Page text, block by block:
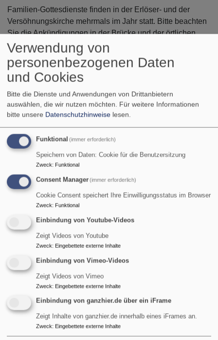
Familien-Gottesdienste finden in der Erlöser- und der
Versöhnungskirche mehrmals im Jahr statt. Bitte beachten
Sie die Ankündigungen in der Brücke und der örtlichen
Presse.
Ansprechpartner:Pfarrer Valentin Wendebourg, Tel.
08141 227998-11 oder
Gottesdienste für Groß und Klein in der Gnadenkirche
Zu verschiedenen Anlässen im Kirchenjahr (Weihnachten,
Erntedank, Palmsonntag) werden Gottesdienste für Klein
und Groß gefeiert.
Der Kindergottesdienst findet i.d.R. am 1. Sonntag im
Monat parallel zum Gottesdienst statt.
Ansprechpartner:Pfarrer Matthias Biber, Tel. 526445
matthias.biber@elkb.de
Termine
So, 8.11. 16:30 Uhr
Ökumenische St. Martins-Feier : mit
dem Posaunenchor
Verwendung von
personenbezogenen Daten
und Cookies
Bitte die Dienste und Anwendungen von Drittanbietern
auswählen, die wir nutzen möchten. Für weitere Informationen
bitte unsere Datenschutzhinweise lesen.
Funktional (immer erforderlich)
Speichern von Daten: Cookie für die Benutzersitzung
Zweck: Funktional
Consent Manager(immer erforderlich)
Cookie Consent speichert Ihre Einwilligungsstatus im Browser
Zweck: Funktional
Einbindung von Youtube-Videos
Zeigt Videos von Youtube
Zweck: Eingebettete externe Inhalte
Einbindung von Vimeo-Videos
Zeigt Videos von Vimeo
Zweck: Eingebettete externe Inhalte
Einbindung von ganzhier.de über ein iFrame
Zeigt Inhalte von ganzhier.de innerhalb eines iFrames an.
Zweck: Eingebettete externe Inhalte